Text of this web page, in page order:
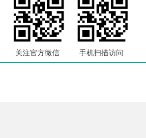
关注官方微信 手机扫描访问